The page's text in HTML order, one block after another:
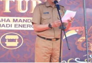
n
g
a
n
K
a
r